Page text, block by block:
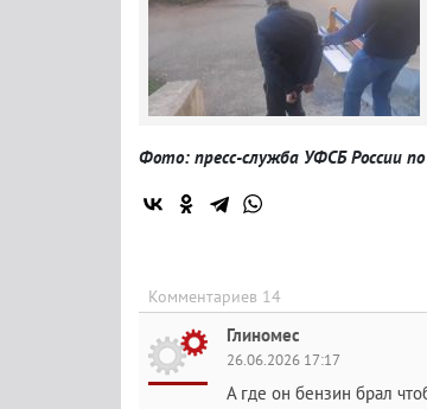
Фото: пресс-служба УФСБ России
Комментариев 14
Глиномес
26.06.2026 17:17
А где он бензин брал